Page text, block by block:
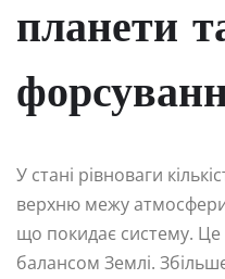
планети
У стані рівноваги
верхню межу атмосфери,
що покидає систему.
балансом Землі.